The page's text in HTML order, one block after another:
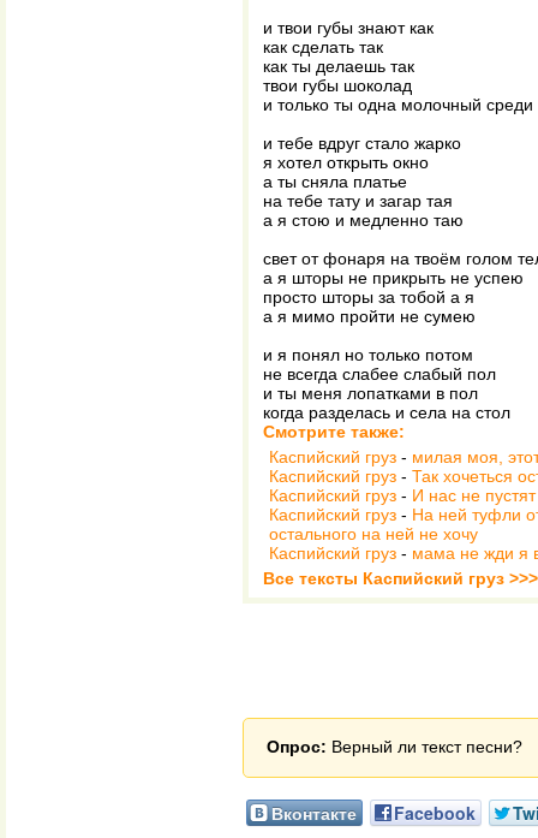
и твои губы знают как
как сделать так
как ты делаешь так
твои губы шоколад
и только ты одна молочный среди
и тебе вдруг стало жарко
я хотел открыть окно
а ты сняла платье
на тебе тату и загар тая
а я стою и медленно таю
свет от фонаря на твоём голом
а я шторы не прикрыть не успею
просто шторы за тобой а я
а я мимо пройти не сумею
и я понял но только потом
не всегда слабее слабый пол
и ты меня лопатками в пол
когда разделась и села на стол
Смотрите также:
Каспийский груз - милая моя,
Каспийский груз - Так хочеться
Каспийский груз - И нас не
Каспийский груз - На ней туфли
остального на ней не хочу
Каспийский груз - мама не жди я
Все тексты Каспийский груз >>>
Опрос: Верный ли текст песни?
Вконтакте Facebook